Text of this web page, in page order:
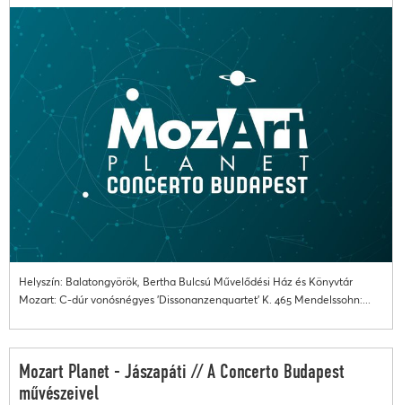
Helyszín: Balatongyörök, Bertha Bulcsú Művelődési Ház és Könyvtár
Mozart: C-dúr vonósnégyes 'Dissonanzenquartet' K. 465 Mendelssohn:...
Mozart Planet - Jászapáti // A Concerto Budapest
művészeivel